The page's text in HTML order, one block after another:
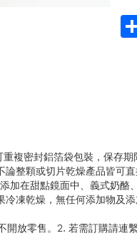
複密封鋁箔袋包裝，保存
整顆或切片乾燥產品皆可
加在甜點鏡面中、義式奶
凍乾燥，無任何添加物及添
開放零售。2. 若需訂購請